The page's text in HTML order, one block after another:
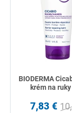
BIODERMA
krém na ruky
7,83 €